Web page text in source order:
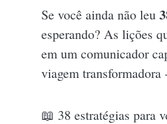
Se você ainda não leu
esperando? As lições
em um comunicador
viagem
📖 38 estratégias para